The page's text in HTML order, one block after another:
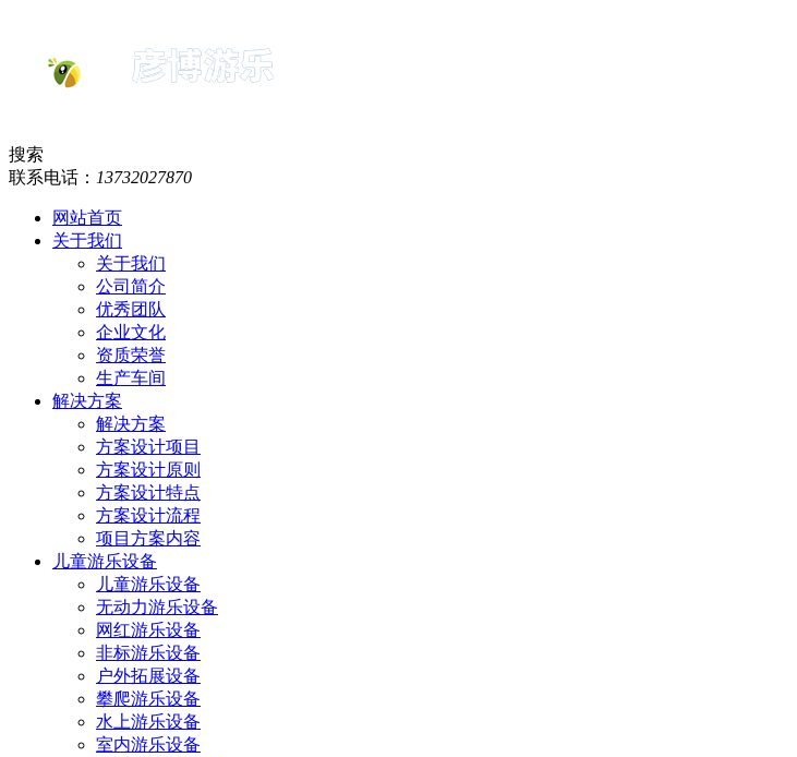
搜索
联系电话： 13732027870
网站首页
关于我们
关于我们
公司简介
优秀团队
企业文化
资质荣誉
生产车间
解决方案
解决方案
方案设计项目
方案设计原则
方案设计特点
方案设计流程
项目方案内容
儿童游乐设备
儿童游乐设备
无动力游乐设备
网红游乐设备
非标游乐设备
户外拓展设备
攀爬游乐设备
水上游乐设备
室内游乐设备